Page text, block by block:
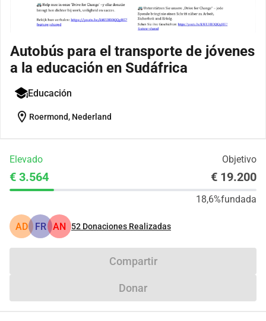
Autobús para el transporte de jóvenes
a la educación en Sudáfrica
Educación
location_on Roermond, Nederland
Elevado Objetivo
€ 3.564 € 19.200
18,6%fundada
AD FR AN 52 Donaciones Realizadas
Compartir
Donar